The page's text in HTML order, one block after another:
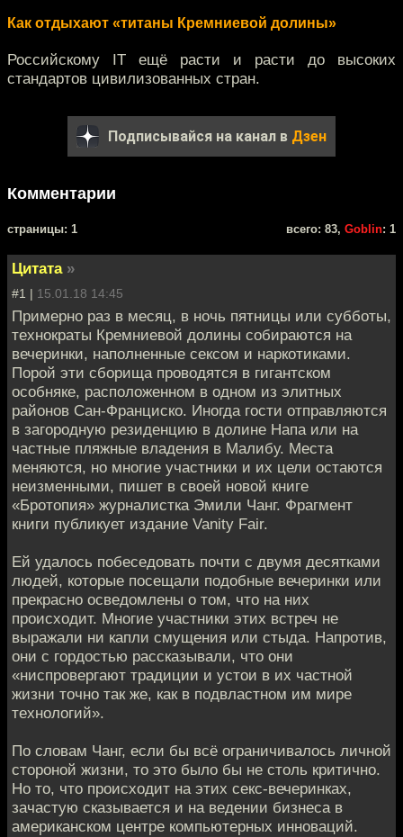
Как отдыхают «титаны Кремниевой долины»
Российскому IT ещё расти и расти до высоких
стандартов цивилизованных стран.
Подписывайся на канал в Дзен
Комментарии
cтраницы: 1 всего: 83, Goblin: 1
Цитата »
#1 | 15.01.18 14:45
Примерно раз в месяц, в ночь пятницы или субботы,
технократы Кремниевой долины собираются на
вечеринки, наполненные сексом и наркотиками.
Порой эти сборища проводятся в гигантском
особняке, расположенном в одном из элитных
районов Сан-Франциско. Иногда гости отправляются
в загородную резиденцию в долине Напа или на
частные пляжные владения в Малибу. Места
меняются, но многие участники и их цели остаются
неизменными, пишет в своей новой книге
«Бротопия» журналистка Эмили Чанг. Фрагмент
книги публикует издание Vanity Fair.
Ей удалось побеседовать почти с двумя десятками
людей, которые посещали подобные вечеринки или
прекрасно oсведомлены о том, что на них
происходит. Многие участники этих встреч не
выражали ни капли смущения или стыда. Напротив,
они с гордостью рассказывали, что они
«ниспровергают традиции и устои в их частной
жизни точно так же, как в подвластном им мире
технологий».
По словам Чанг, если бы всё ограничивалось личной
стороной жизни, то это было бы не столь критично.
Но то, что происходит на этих секс-вечеринках,
зачастую сказывается и на ведении бизнеса в
американском центре компьютерных инноваций.